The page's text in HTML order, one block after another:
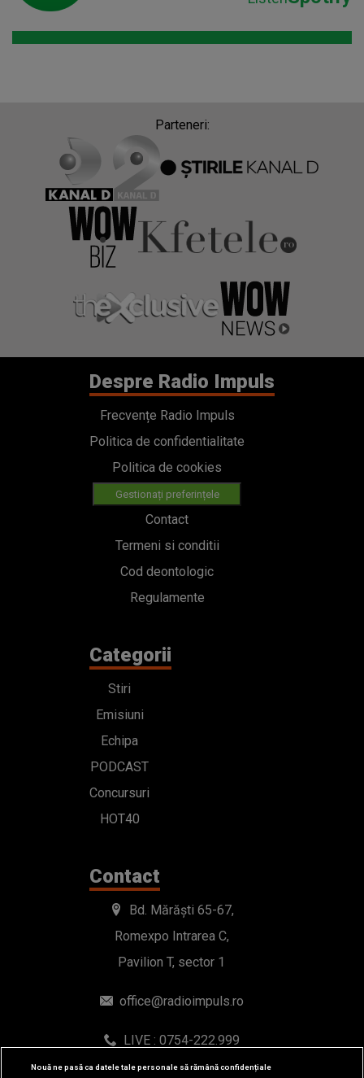
Parteneri:
Despre Radio Impuls
Frecvențe Radio Impuls
Politica de confidentialitate
Politica de cookies
Gestionați preferințele
Contact
Termeni si conditii
Cod deontologic
Regulamente
Categorii
Stiri
Emisiuni
Echipa
PODCAST
Concursuri
HOT40
Contact
Bd. Mărăști 65-67,
Romexpo Intrarea C,
Pavilion T, sector 1
office@radioimpuls.ro
LIVE : 0754-222.999
WhatsApp: 0754-222.999
Nouă ne pasă ca datele tale personale să rămână confidențiale